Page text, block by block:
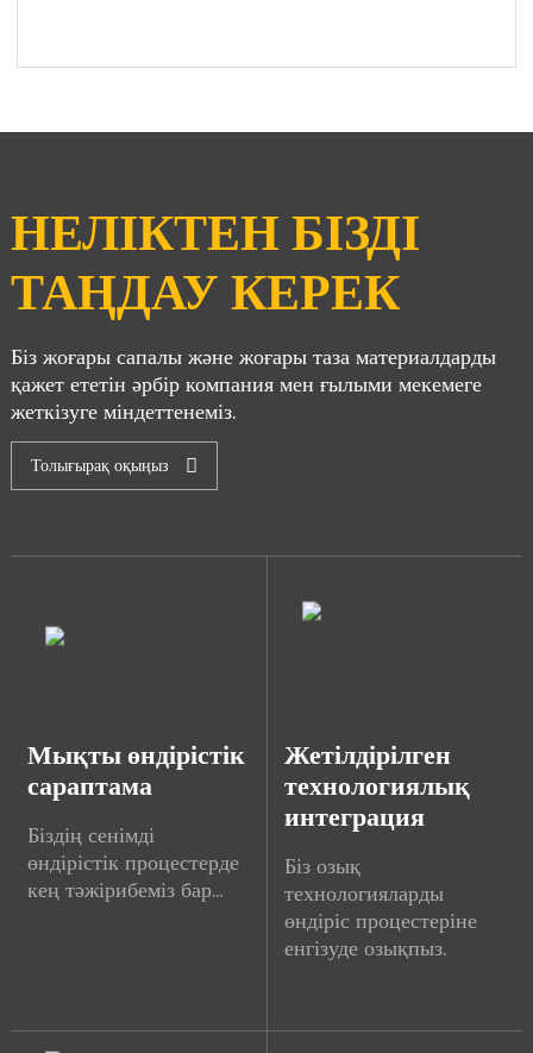
НЕЛІКТЕН БІЗДІ
ТАҢДАУ КЕРЕК
Біз жоғары сапалы және жоғары таза материалдарды
қажет ететін әрбір компания мен ғылыми мекемеге
жеткізуге міндеттенеміз.
Толығырақ оқыңыз
Мықты өндірістік
сараптама
Біздің сенімді
өндірістік процестерде
кең тәжірибеміз бар...
Жетілдірілген
технологиялық
интеграция
Біз озық
технологияларды
өндіріс процестеріне
енгізуде озықпыз.